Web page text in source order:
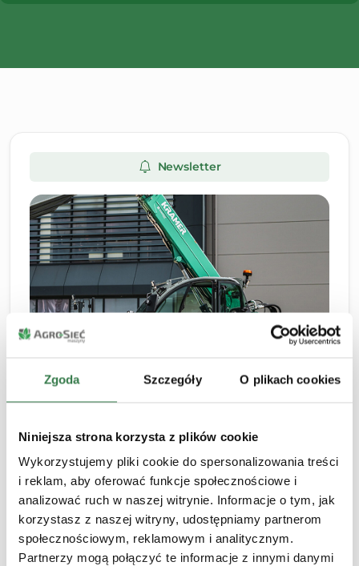
Zgoda Szczegóły O plikach cookies
Niniejsza strona korzysta z plików cookie
Wykorzystujemy pliki cookie do spersonalizowania treści
i reklam, aby oferować funkcje społecznościowe i
analizować ruch w naszej witrynie. Informacje o tym, jak
korzystasz z naszej witryny, udostępniamy partnerom
społecznościowym, reklamowym i analitycznym.
Partnerzy mogą połączyć te informacje z innymi danymi
Newsletter
Chcesz być na bieżąco z
nowościami odAgro-Sieć
Maszyny?
Zapisz się do naszego Newslettera. Zaznacz kategorie,
które szczególnie Cię interesują.